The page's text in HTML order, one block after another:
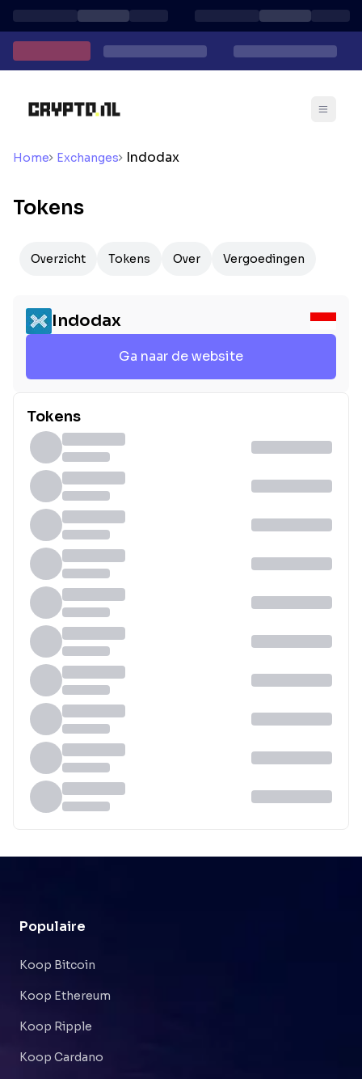
Home Exchanges Indodax
Tokens
Overzicht Tokens Over Vergoedingen
Indodax
Ga naar de website
Tokens
Populaire
Koop Bitcoin
Koop Ethereum
Koop Ripple
Koop Cardano